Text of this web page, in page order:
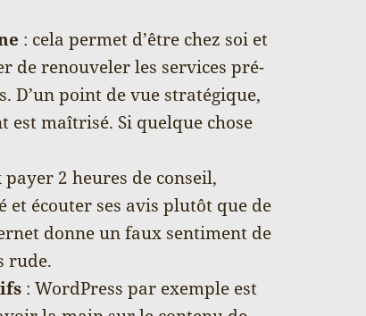
: cela permet d’être chez soi et
de renouveler les services pré-
D’un point de vue stratégique,
est maîtrisé. Si quelque chose
2 heures de conseil,
écouter ses avis plutôt que de
donne un faux sentiment de
rude.
: WordPress par exemple est